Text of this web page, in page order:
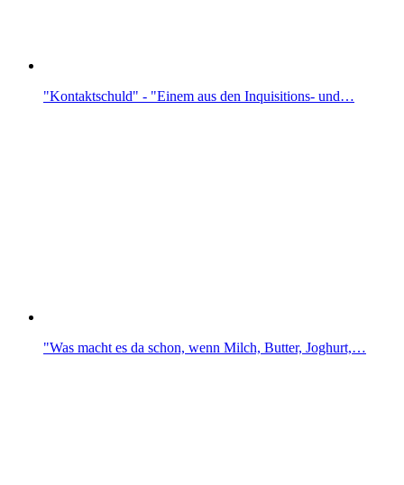
"Kontaktschuld" - "Einem aus den Inquisitions- und…
"Was macht es da schon, wenn Milch, Butter, Joghurt,…